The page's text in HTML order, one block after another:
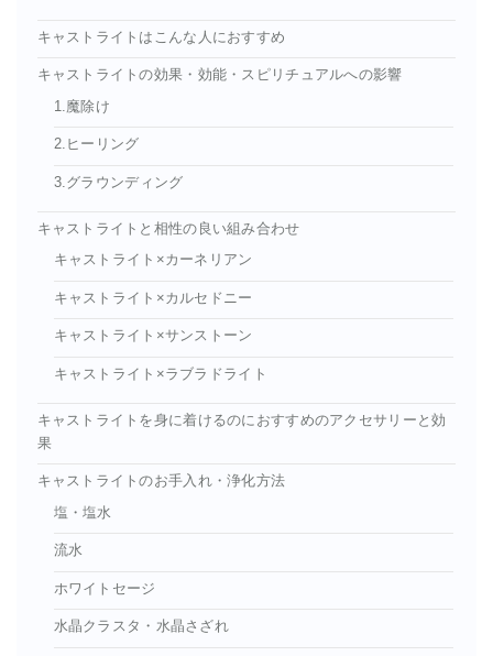
キャストライトはこんな人におすすめ
キャストライトの効果・効能・スピリチュアルへの影響
1.魔除け
2.ヒーリング
3.グラウンディング
キャストライトと相性の良い組み合わせ
キャストライト×カーネリアン
キャストライト×カルセドニー
キャストライト×サンストーン
キャストライト×ラブラドライト
キャストライトを身に着けるのにおすすめのアクセサリーと効
果
キャストライトのお手入れ・浄化方法
塩・塩水
流水
ホワイトセージ
水晶クラスタ・水晶さざれ